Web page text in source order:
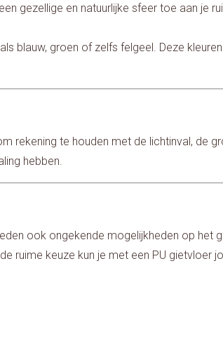
gezellige en natuurlijke sfeer toe aan je
blauw, groen of zelfs felgeel. Deze
rekening te houden met de lichtinval, de
hebben.
ook ongekende mogelijkheden op het
ruime keuze kun je met een PU gietvloer